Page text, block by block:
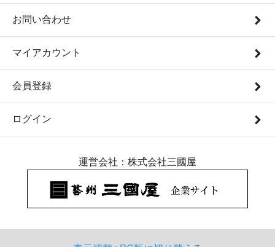
お問い合わせ
マイアカウント
会員登録
ログイン
運営会社：株式会社三國屋